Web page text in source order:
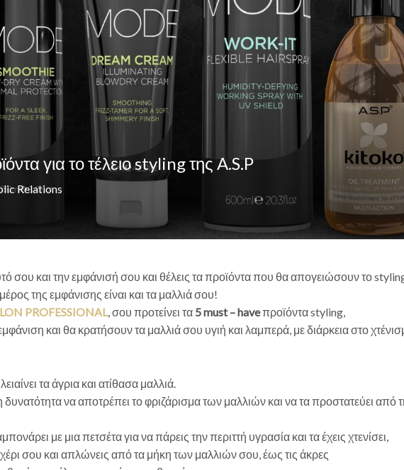
για το τέλειο styling της A.S.P
Relations
σου και την εμφάνισή σου και θέλεις τα προϊόντα που θα απογειώσουν το
της εμφάνισης είναι και τα μαλλιά σου!
PROFESSIONAL, σου προτείνει τα 5 must – haveπροϊόντα styling,
και θα κρατήσουν τα μαλλιά σου υγιή και λαμπερά, με διάρκεια στο
τα άγρια και ατίθασα μαλλιά.
δυνατότητα να αποτρέπει το φριζάρισμα των μαλλιών και να τα προστατεύει από
με μια πετσέτα για να πάρεις την περιττή υγρασία και τα έχεις χτενίσει,
σου και απλώνεις από τα μήκη των μαλλιών σου, έως τις άκρες